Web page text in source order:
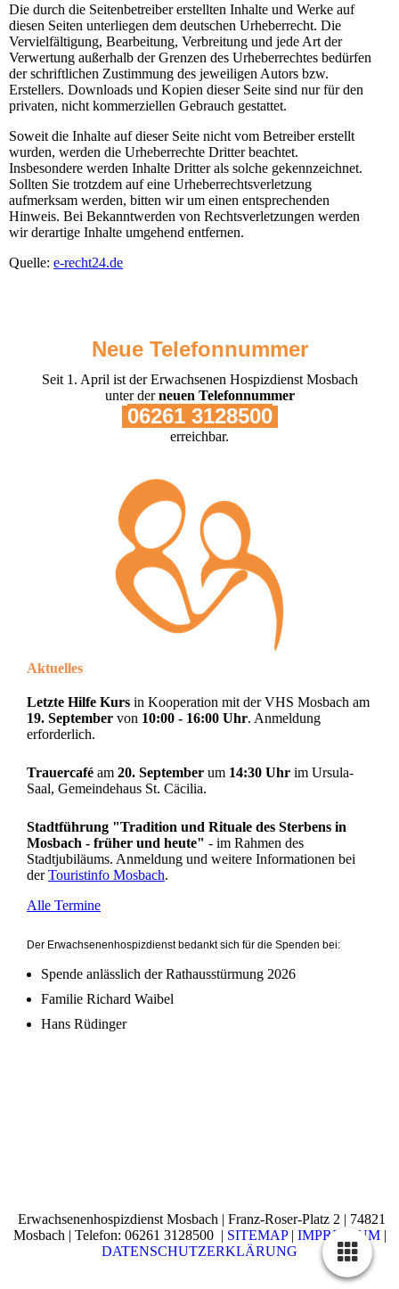
Die durch die Seitenbetreiber erstellten Inhalte und Werke auf
diesen Seiten unterliegen dem deutschen Urheberrecht. Die
Vervielfältigung, Bearbeitung, Verbreitung und jede Art der
Verwertung außerhalb der Grenzen des Urheberrechtes bedürfen
der schriftlichen Zustimmung des jeweiligen Autors bzw.
Erstellers. Downloads und Kopien dieser Seite sind nur für den
privaten, nicht kommerziellen Gebrauch gestattet.
Soweit die Inhalte auf dieser Seite nicht vom Betreiber erstellt
wurden, werden die Urheberrechte Dritter beachtet.
Insbesondere werden Inhalte Dritter als solche gekennzeichnet.
Sollten Sie trotzdem auf eine Urheberrechtsverletzung
aufmerksam werden, bitten wir um einen entsprechenden
Hinweis. Bei Bekanntwerden von Rechtsverletzungen werden
wir derartige Inhalte umgehend entfernen.
Quelle: e-recht24.de
Neue Telefonnummer
Seit 1. April ist der Erwachsenen Hospizdienst Mosbach
unter derneuen Telefonnummer
06261 3128500
erreichbar.
Aktuelles
Letzte Hilfe Kurs in Kooperation mit der VHS Mosbach am
19. September von 10:00 - 16:00 Uhr. Anmeldung
erforderlich.
Trauercafé am 20. September um 14:30 Uhr im Ursula-
Saal, Gemeindehaus St. Cäcilia.
Stadtführung "Tradition und Rituale des Sterbens in
Mosbach - früher und heute" - im Rahmen des
Stadtjubiläums. Anmeldung und weitere Informationen bei
derTouristinfo Mosbach.
Alle Termine
Der Erwachsenenhospizdienst bedankt sich für die Spenden bei:
Spende anlässlich der Rathausstürmung 2026
Familie Richard Waibel
Hans Rüdinger
Erwachsenenhospizdienst Mosbach | Franz-Roser-Platz 2 | 74821
Mosbach | Telefon: 06261 3128500 | SITEMAP| IMPRESSUM|
DATENSCHUTZERKLÄRUNG